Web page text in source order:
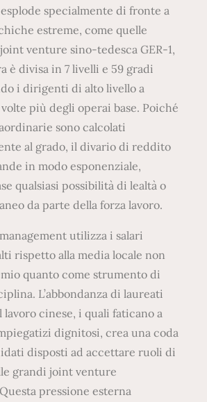
specialmente di fronte a
estreme, come quelle
venture sino-tedesca GER-1,
è divisa in 7 livelli e 59 gradi
i dirigenti di alto livello a
più degli operai base. Poiché
sono calcolati
al grado, il divario di reddito
in modo esponenziale,
qualsiasi possibilità di lealtà o
da parte della forza lavoro.
utilizza i salari
rispetto alla media locale non
quanto come strumento di
L’abbondanza di laureati
cinese, i quali faticano a
dignitosi, crea una coda
disposti ad accettare ruoli di
grandi joint venture
pressione esterna